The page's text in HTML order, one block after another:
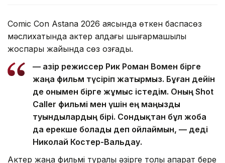
Comic Con Astana 2026 аясында өткен баспасөз
мәслихатында актер алдағы шығармашылық
жоспары жайында сөз қозғады.
— Қазір режиссер Рик Роман Вомен бірге
жаңа фильм түсіріп жатырмыз. Бұған дейін
де онымен бірге жұмыс істедім. Оның Shot
Caller фильмі мен үшін ең маңызды
туындылардың бірі. Сондықтан бұл жоба
да ерекше болады деп ойлаймын, — деді
Николай Костер-Вальдау.
Актер жаңа фильмі туралы әзірге толық ақпарат бере